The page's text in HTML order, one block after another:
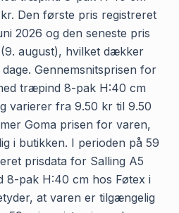
Den første pris registreret
2026 og den seneste pris
august), hvilket dækker
Gennemsnitsprisen for
træpind 8-pak H:40 cm
varierer fra 9.50 kr til 9.50
Goma prisen for varen,
i butikken. I perioden på 59
prisdata for Salling A5
8-pak H:40 cm hos Føtex i
at varen er tilgængelig